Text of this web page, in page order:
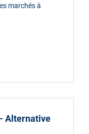
marchés à
Alternative